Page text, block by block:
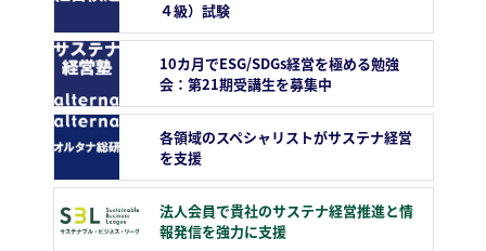
４級）試験
10カ月でESG/SDGs経営を極める勉強
会：第21期受講生を募集中
各領域のスペシャリストがサステナ経営
を支援
法人会員で貴社のサステナ経営推進と情
報発信を強力に支援